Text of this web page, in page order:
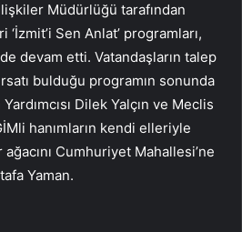
Müdürlüğü tarafından
Sen Anlat’ programları,
devam etti. Vatandaşların talep
bulduğu programın sonunda
Dilek Yalçın ve Meclis
hanımların kendi elleriyle
ağacını Cumhuriyet Mahallesi’ne
Yaman.